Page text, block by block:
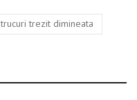
trucuri trezit dimineata